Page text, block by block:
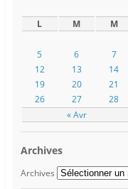
L M M
« Avr
5
6 7
12
13 14
19
20 21
26
27 28
Archives
Archives